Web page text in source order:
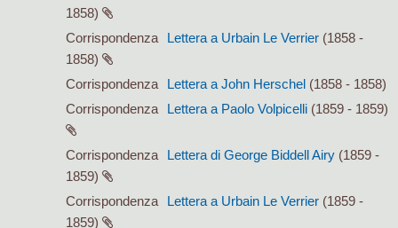
1858)
Corrispondenza
Lettera a Urbain Le Verrier (1858 -
1858)
Corrispondenza
Lettera a John Herschel (1858 - 1858)
Corrispondenza
Lettera a Paolo Volpicelli (1859 - 1859)
Corrispondenza Lettera di George Biddell Airy (1859 -
1859)
Corrispondenza
Lettera a Urbain Le Verrier (1859 -
1859)